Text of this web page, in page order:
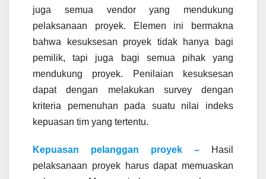
juga semua vendor yang mendukung
pelaksanaan proyek. Elemen ini bermakna
bahwa kesuksesan proyek tidak hanya bagi
pemilik, tapi juga bagi semua pihak yang
mendukung proyek. Penilaian kesuksesan
dapat dengan melakukan survey dengan
kriteria pemenuhan pada suatu nilai indeks
kepuasan tim yang tertentu.
Kepuasan pelanggan proyek – Hasil
pelaksanaan proyek harus dapat memuaskan